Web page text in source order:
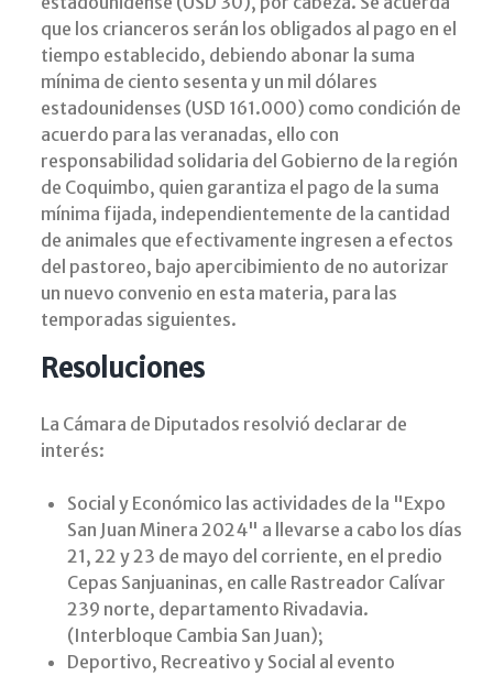
que los crianceros serán los obligados al pago en el
tiempo establecido, debiendo abonar la suma
mínima de ciento sesenta y un mil dólares
estadounidenses (USD 161.000) como condición de
acuerdo para las veranadas, ello con
responsabilidad solidaria del Gobierno de la región
de Coquimbo, quien garantiza el pago de la suma
mínima fijada, independientemente de la cantidad
de animales que efectivamente ingresen a efectos
del pastoreo, bajo apercibimiento de no autorizar
un nuevo convenio en esta materia, para las
temporadas siguientes.
Resoluciones
La Cámara de Diputados resolvió declarar de
interés:
Social y Económico las actividades de la "Expo
San Juan Minera 2024" a llevarse a cabo los días
21, 22 y 23 de mayo del corriente, en el predio
Cepas Sanjuaninas, en calle Rastreador Calívar
239 norte, departamento Rivadavia.
(Interbloque Cambia San Juan);
Deportivo, Recreativo y Social al evento